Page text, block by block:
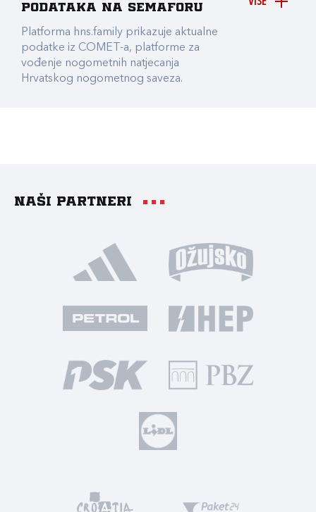
podataka na Semaforu
Platforma hns.family prikazuje aktualne
podatke iz COMET-a, platforme za
vođenje nogometnih natjecanja
Hrvatskog nogometnog saveza.
Naši partneri